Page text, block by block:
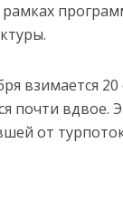
взимается 20
почти вдвое.
от